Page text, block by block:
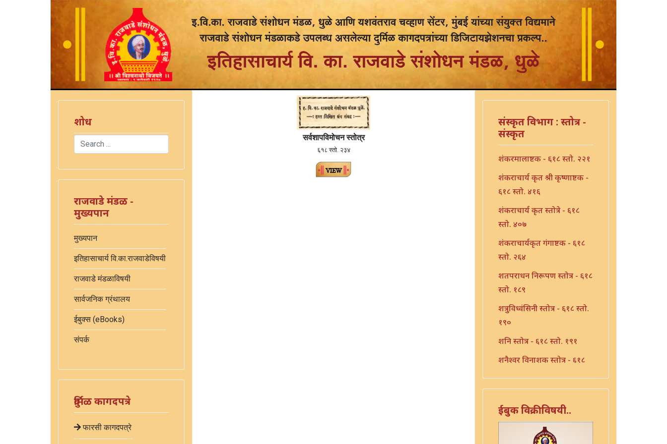
शोध
Search
राजवाडे मंडळ -
मुख्यपान
मुख्यपान
इतिहासाचार्य वि.का.राजवाडेविषयी
राजवाडे मंडळाविषयी
सार्वजनिक ग्रंथालय
ईबुक्स (eBooks)
संपर्क
दुर्मिळ कागदपत्रे
फारसी कागदपत्रे
सर्वशापविमोचन स्तोत्र
६१८ स्तो. २३४
संस्कृत विभाग : स्तोत्र -
संस्कृत
शंकरमालाष्टक - ६१८ स्तो. २२१
शंकराचार्य कृत श्री कृष्णाष्टक -
६१८ स्तो. ४१६
शंकराचार्य कृत स्तोत्रे - ६१८
स्तो. ४०७
शंकराचार्यकृत गंगाष्टक - ६१८
स्तो. २६४
शतपराधन निरूपण स्तोत्र - ६१८
स्तो. १८९
शत्रुविध्वंसिनी स्तोत्र - ६१८ स्तो.
१९०
शनि स्तोत्र - ६१८ स्तो. १९१
शनैश्वर विनाशक स्तोत्र - ६१८
शनैश्वर स्तोत्र - ६१८ स्तो. १९२
शाळग्राम स्तोत्र - ६१८ स्तो. १९५
शितला स्तोत्र - ६१८ स्तो. २२०
ईबुक विक्रीविषयी..